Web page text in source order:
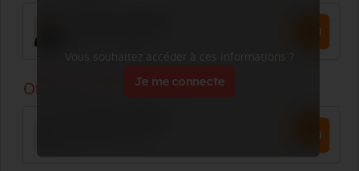
Vous souhaitez accéder à ces informations ?
Je me connecte